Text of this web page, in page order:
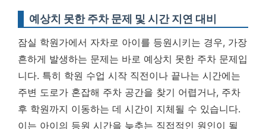
예상치 못한 주차 문제 및 시간 지연 대비
잠실 학원가에서 자차로 아이를 등원시키는 경우, 가장
흔하게 발생하는 문제는 바로 예상치 못한 주차 문제입
니다. 특히 학원 수업 시작 직전이나 끝나는 시간에는
주변 도로가 혼잡해 주차 공간을 찾기 어렵거나, 주차
후 학원까지 이동하는 데 시간이 지체될 수 있습니다.
이는 아이의 등원 시간을 늦추는 직접적인 원인이 될